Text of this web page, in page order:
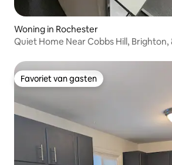
Woning in Rochester
Quiet Home Near Cobbs Hill, Brighton,
Favoriet van gasten
Favoriet van gasten